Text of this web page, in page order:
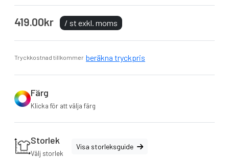
Vikt: 320 g/m2
Skötselråd: Tvätt 60 ° C
Färg: Röd, Skyblue, Marinblå, Skogsgrön, Grå, Svart o
Svart/Gul
419.00kr / st exkl. moms
Tryckkostnad tillkommer beräkna tryckpris
Färg
Klicka för att välja färg
Storlek
Välj storlek
Visa storleksguide